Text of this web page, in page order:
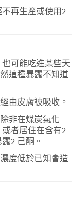
再生產或使用2-
可能吃進某些天
這種暴露不知道
由皮膚被吸收。
非在煤炭氣化
者居住在含有2-
2-己酮。
度低於已知會造